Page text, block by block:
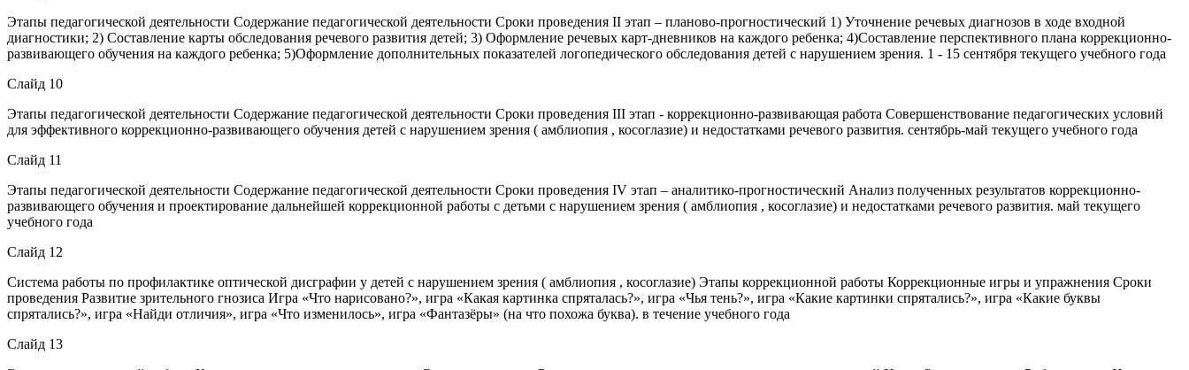
Этапы педагогической деятельности Содержание педагогической деятельности Сроки проведения II этап – планово-прогностический 1) Уточнение речевых диагнозов в ходе входной
диагностики; 2) Составление карты обследования речевого развития детей; 3) Оформление речевых карт-дневников на каждого ребенка; 4)Составление перспективного плана коррекционно-
развивающего обучения на каждого ребенка; 5)Оформление дополнительных показателей логопедического обследования детей с нарушением зрения. 1 - 15 сентября текущего учебного года
Слайд 10
Этапы педагогической деятельности Содержание педагогической деятельности Сроки проведения III этап - коррекционно-развивающая работа Совершенствование педагогических условий
для эффективного коррекционно-развивающего обучения детей с нарушением зрения ( амблиопия , косоглазие) и недостатками речевого развития. сентябрь-май текущего учебного года
Слайд 11
Этапы педагогической деятельности Содержание педагогической деятельности Сроки проведения IV этап – аналитико-прогностический Анализ полученных результатов коррекционно-
развивающего обучения и проектирование дальнейшей коррекционной работы с детьми с нарушением зрения ( амблиопия , косоглазие) и недостатками речевого развития. май текущего
учебного года
Слайд 12
Система работы по профилактике оптической дисграфии у детей с нарушением зрения ( амблиопия , косоглазие) Этапы коррекционной работы Коррекционные игры и упражнения Сроки
проведения Развитие зрительного гнозиса Игра «Что нарисовано?», игра «Какая картинка спряталась?», игра «Чья тень?», игра «Какие картинки спрятались?», игра «Какие буквы
спрятались?», игра «Найди отличия», игра «Что изменилось», игра «Фантазёры» (на что похожа буква). в течение учебного года
Слайд 13